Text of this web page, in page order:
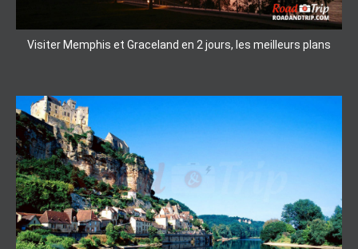
Visiter Memphis et Graceland en 2 jours, les meilleurs plans